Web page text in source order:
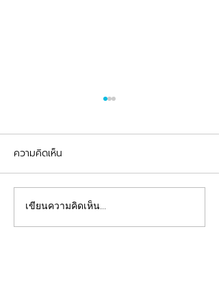
จัดฟันต้อนรับเปิดเทอม
ความคิดเห็น
เขียนความคิดเห็น…